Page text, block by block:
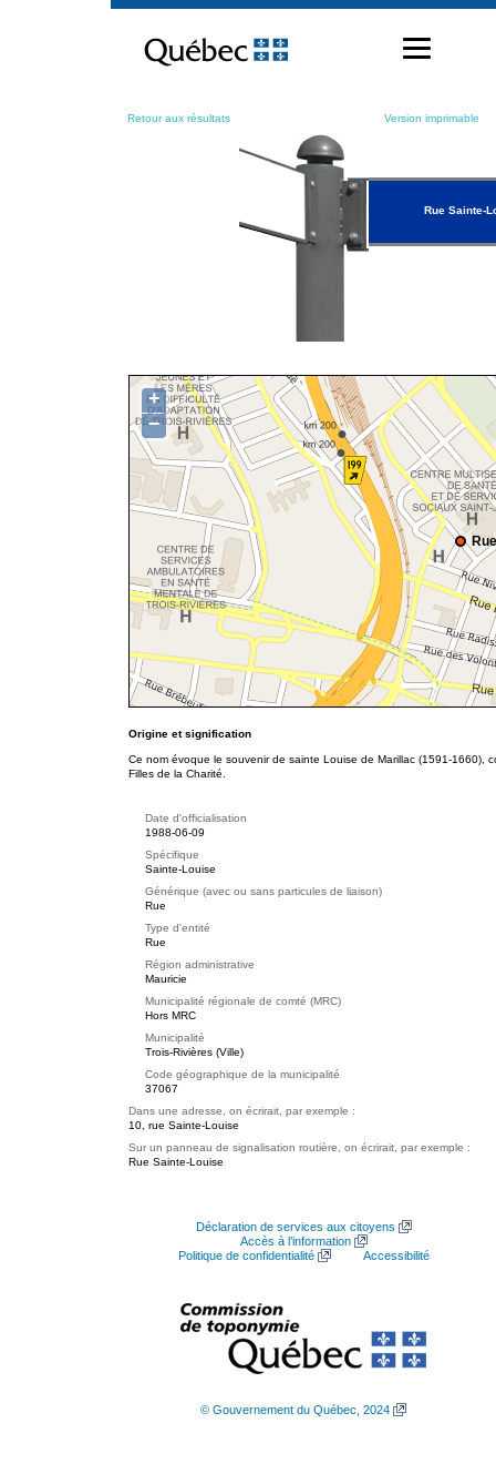
contenu
Retour aux résultats Version imprimable
Rue Sainte-
+
−
Origine et signification
Ce nom évoque le souvenir de sainte Louise de Marillac (1591-1660),
Filles de la Charité.
Date d'officialisation
1988-06-09
Spécifique
Sainte-Louise
Générique (avec ou sans particules de liaison)
Rue
Type d'entité
Rue
Région administrative
Mauricie
Municipalité régionale de comté (MRC)
Hors MRC
Municipalité
Trois-Rivières (Ville)
Code géographique de la municipalité
37067
Dans une adresse, on écrirait, par exemple :
10, rue Sainte-Louise
Sur un panneau de signalisation routière, on écrirait, par exemple :
Rue Sainte-Louise
Déclaration de services aux citoyens
Accès à l’information
Politique de confidentialité
Accessibilité
© Gouvernement du Québec, 2024